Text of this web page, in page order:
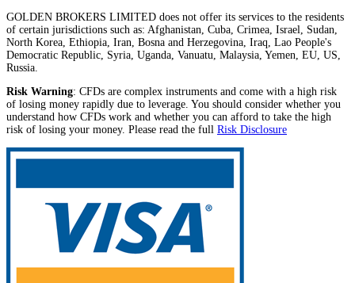
GOLDEN BROKERS LIMITED does not offer its services to the residents
of certain jurisdictions such as: Afghanistan, Cuba, Crimea, Israel, Sudan,
North Korea, Ethiopia, Iran, Bosna and Herzegovina, Iraq, Lao People's
Democratic Republic, Syria, Uganda, Vanuatu, Malaysia, Yemen, EU, US,
Russia.
Risk Warning: CFDs are complex instruments and come with a high risk
of losing money rapidly due to leverage. You should consider whether you
understand how CFDs work and whether you can afford to take the high
risk of losing your money. Please read the full Risk Disclosure